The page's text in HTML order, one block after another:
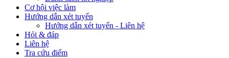
Cơ hội việc làm
Hướng dẫn xét tuyển
Hướng dẫn xét tuyển - Liên hệ
Hỏi & đáp
Liên hệ
Tra cứu điểm